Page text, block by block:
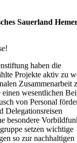
Sauerland
haben die
Projekte aktiv zu
Zusammenarbeit
einen wesentlichen
von Personal
Delegationsreisen
besondere
setzen wichtige
so zur nachhaltigen